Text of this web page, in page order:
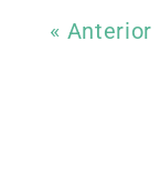
« Anterior